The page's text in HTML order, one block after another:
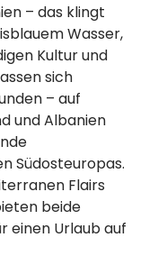
– das klingt
Wasser,
Kultur und
sich
– auf
und Albanien
Südosteuropas.
Flairs
beide
einen Urlaub auf